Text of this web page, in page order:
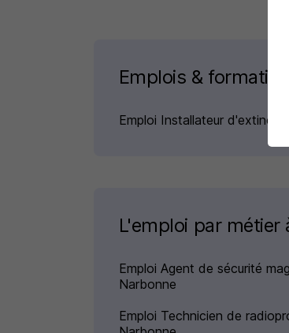
Emplois & formations
Emploi Installateur d'extincteur
L'emploi par métier
Emploi Agent de sécurité
Narbonne
Emploi Technicien de